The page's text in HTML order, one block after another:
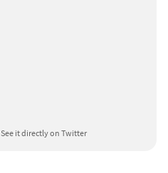
See it directly on Twitter